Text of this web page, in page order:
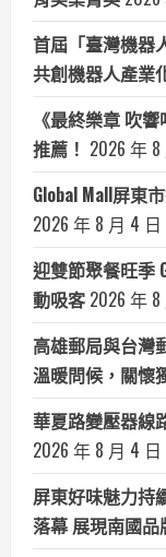
首屆「臺灣機器
共創機器人產業
《最終樂章 吹
推薦！ 2026 年
Global Mall屏東
2026 年 8 月 4 日
迎雙節聚餐旺季
動吸客 2026 年
高雄郵局與台灣
溫暖問候，關懷
華夏路變壓器線
2026 年 8 月 4 日
屏東好味魅力持
落幕 展現南國品